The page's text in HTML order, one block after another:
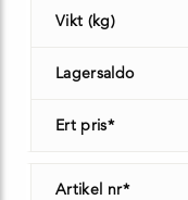
Vikt (kg)
Lagersaldo
Ert pris*
Artikel nr*